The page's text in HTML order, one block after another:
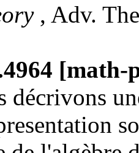
, Adv.
[math-
décrivons